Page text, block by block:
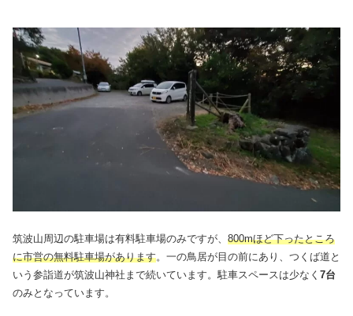
筑波山周辺の駐車場は有料駐車場のみですが、 800mほど下ったところ
に市営の無料駐車場があります。一の鳥居が目の前にあり、つくば道と
いう参詣道が筑波山神社まで続いています。駐車スペースは少なく 7台
のみとなっています。